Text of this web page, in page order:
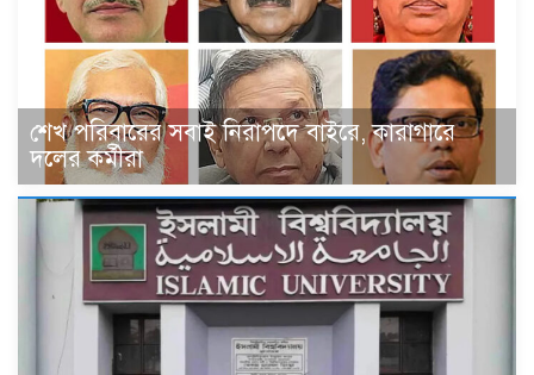
শেখ পরিবারের সবাই নিরাপদে বাইরে, কারাগারে
দলের কর্মীরা